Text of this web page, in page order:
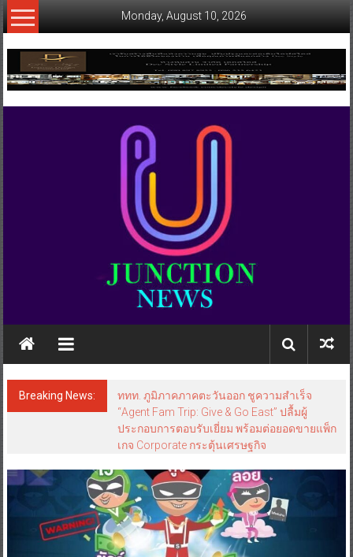
Skip
to
Monday, August 10, 2026
www.ujunctionnews.com
เว็บ
ข่าว
Breaking News:
ททท. ภูมิภาคภาคตะวันออก ชูความสำเร็จ
“Agent Fam Trip: Give & Go East” ปลื้มผู้
ประกอบการตอบรับเยี่ยม พร้อมต่อยอดขายแพ็ก
เกจ Corporate กระตุ้นเศรษฐกิจ